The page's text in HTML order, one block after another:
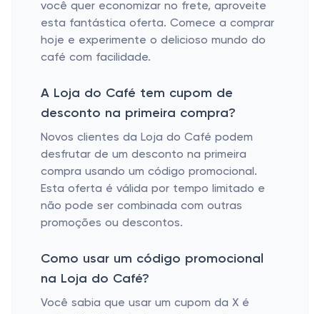
você quer economizar no frete, aproveite
esta fantástica oferta. Comece a comprar
hoje e experimente o delicioso mundo do
café com facilidade.
A Loja do Café tem cupom de
desconto na primeira compra?
Novos clientes da Loja do Café podem
desfrutar de um desconto na primeira
compra usando um código promocional.
Esta oferta é válida por tempo limitado e
não pode ser combinada com outras
promoções ou descontos.
Como usar um código promocional
na Loja do Café?
Você sabia que usar um cupom da X é